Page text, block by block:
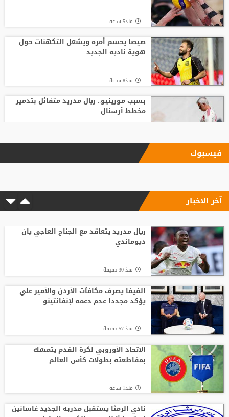
منذ5 ساعة
صيصا يحسم أمره ويشعل التكهنات حول
هوية ناديه الجديد
منذ8 ساعة
بسبب مورينيو.. ريال مدريد متفائل بتدمير
مخطط آرسنال
أول صفقة أجنبية.. الاتحاد يعلن تعاقده مع
رابطة وطنية يعارض ترشيح القطري الخليفي
الفيفا يصرف مكافآت الأردن والأمير علي
يؤكد مجددا عدم دعمه لإنفانتينو
بعمر 16 عاما.. لاعب يدخل تاريخ سبارتاك
موسكو برقم قياسي جديد
فيسبوك
آخر الاخبار
ريال مدريد يتعاقد مع الجناح العاجي يان
ديوماندي
منذ 30 دقيقة
الفيفا يصرف مكافآت الأردن والأمير علي
يؤكد مجددا عدم دعمه لإنفانتينو
منذ 57 دقيقة
الاتحاد الأوروبي لكرة القدم يتمسّك
بمقاطعته بطولات كأس العالم
منذ1 ساعة
نادي الرمثا يستقبل مدربه الجديد غاسانين